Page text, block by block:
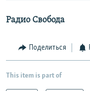
Радио Свобода
Поделиться
This item is part of